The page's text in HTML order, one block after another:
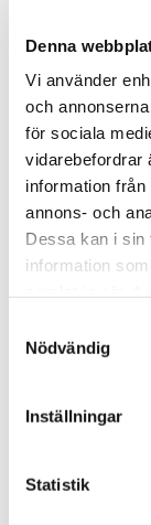
Denna
Vi använder
och
för sociala
vidarebefordrar
information
annons- och
Dessa kan i sin
information
Nödvändig
Inställningar
Statistik
Tina
ROBBINS
På onsdag
Folkes Ateljé.
Från kl.